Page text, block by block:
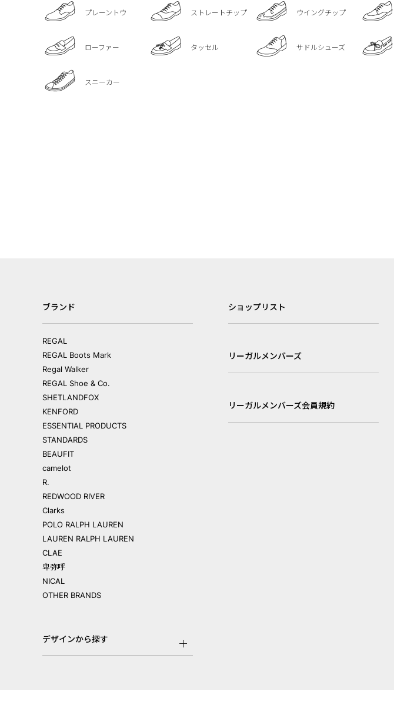
プレーントウ ストレートチップ ウイングチップ
ローファー タッセル サドルシューズ
スニーカー
ブランド
REGAL
REGAL Boots Mark
Regal Walker
REGAL Shoe & Co.
SHETLANDFOX
KENFORD
ESSENTIAL PRODUCTS
STANDARDS
BEAUFIT
camelot
R.
REDWOOD RIVER
Clarks
POLO RALPH LAUREN
LAUREN RALPH LAUREN
CLAE
卑弥呼
NICAL
OTHER BRANDS
デザインから探す
ショップリスト
リーガルメンバーズ
リーガルメンバーズ会員規約